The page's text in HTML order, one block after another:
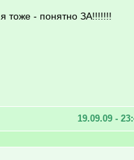
я тоже - понятно ЗА!!!!!!!
19.09.09 -